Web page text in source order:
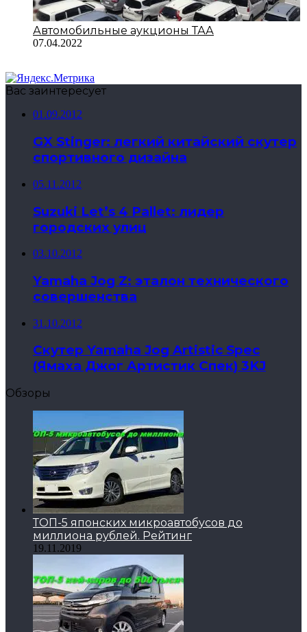
Автомобильные аукционы ТАА
07.04.2022
Вас заинтересует
01.09.2012
GX Stinger: легкий китайский скутер
спортивного дизайна
05.11.2012
Suzuki Let’s 4 Pallet: лидер
городских улиц
03.10.2012
Yamaha Jog Z: эталон технического
совершенства
31.10.2012
Скутер Yamaha Jog Artistic Spec
(Ямаха Джог Артистик Спек) 3KJ
Обзоры
ТОП-5 японских микроавтобусов до
миллиона рублей. Рейтинг
19.11.2019